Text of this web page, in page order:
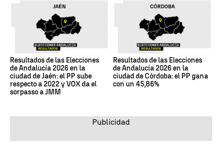
Resultados de las Elecciones
de Andalucía 2026 en la
ciudad de Jaén: el PP sube
respecto a 2022 y VOX da el
sorpasso a JMM
Resultados de las Elecciones
de Andalucía 2026 en la
ciudad de Córdoba: el PP gana
con un 45,86%